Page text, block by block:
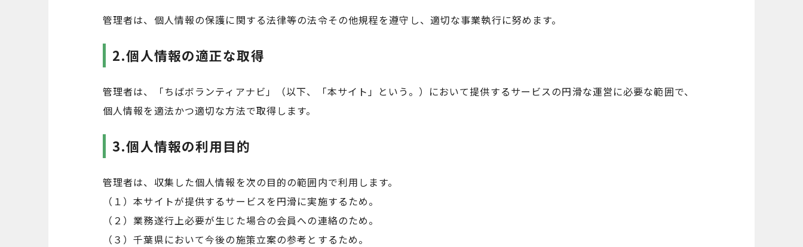
管理者は、個人情報の保護に関する法律等の法令その他規程を遵守し、適切な事業執行に努めます。
2.個人情報の適正な取得
管理者は、「ちばボランティアナビ」（以下、「本サイト」という。）において提供するサービスの円滑な運営に必要な範囲で、
個人情報を適法かつ適切な方法で取得します。
3.個人情報の利用目的
管理者は、収集した個人情報を次の目的の範囲内で利用します。
（１）本サイトが提供するサービスを円滑に実施するため。
（２）業務遂行上必要が生じた場合の会員への連絡のため。
（３）千葉県において今後の施策立案の参考とするため。